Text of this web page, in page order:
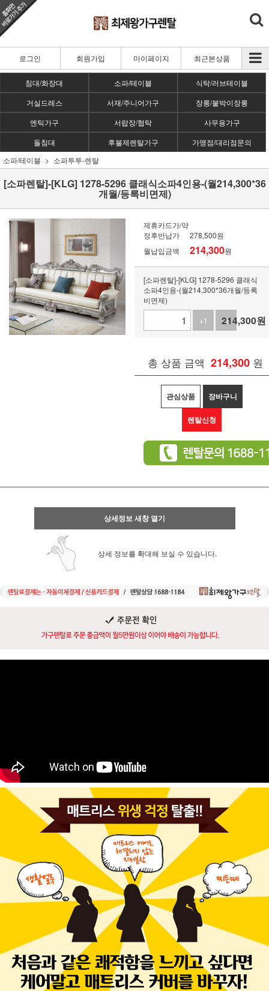
로그인 회원가입 마이페이지 최근본상품
침대/화장대 소파/테이블
식탁/러브테이블
거실드레스
서재/주니어가구
장롱/붙박이장롱
엔틱가구
서랍장/협탁
사무용가구
돌침대
후불제렌탈가구
가맹점/대리점문의
소파/테이블
소파투투-렌탈
[소파렌탈]-[KLG] 1278-5296 클래식소파4인용-(월214,300*36
개월/등록비면제)
제휴카드가/약
정후반납가
278,500원
월납입금액
214,300원
[소파렌탈]-[KLG] 1278-5296 클래식
소파4인용-(월214,300*36개월/등록
비면제)
+1
-1
214,300원
총 상품 금액 214,300 원
관심상품 장바구니
렌탈신청
상세정보 새창 열기
상세 정보를 확대해 보실 수 있습니다.